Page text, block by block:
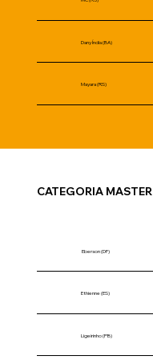
Dany Índia (BA)
Mayara (RS)
CATEGORIA MASTER
Eberson (DF)
Ethienne (ES)
Ligeirinho (PB)